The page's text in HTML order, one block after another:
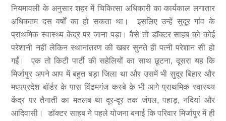
नियमावली के अनुसार शहर में चिकित्सा अधिकारी का कार्यकाल लगातार
अधिकतम दस वर्षों का हो सकता था। इसलिए उन्हें सुदूर गांव के
प्राथमिक स्वास्थ्य केंद्र पर जाना पड़ा। वैसे तो डॉक्टर साहब को कोई
परेशानी नहीं लेकिन स्थानांतरण की खबर सुनते ही पत्नी परेशान सी हो
गईं। एक तो किटी पार्टी की सहेलियों का साथ छूटना, दूसरा यह कि
मिर्जापुर अपने आप में बहुत बड़ा जिला था और उसमें भी सुदूर बिहार और
मध्यप्रदेश बॉर्डर के पास विंढमगंज कस्बे के भी आगे प्राथमिक स्वास्थ्य
केंद्र पर तैनाती का मतलब था दूर-दूर तक जंगल, पहाड़, नदियां और
आदिवासी। डॉक्टर साहब ने पहले योजना बनाई कि परिवार मिर्जापुर में ही